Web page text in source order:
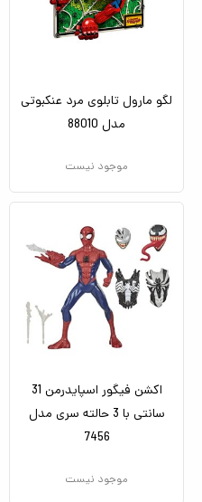
لگو مارول تابلوی مرد عنکبوتی
مدل 88010
موجود نیست
اکشن فیگور اسپایدرمن 31
سانتی با 3 حالته سری مدل
7456
موجود نیست